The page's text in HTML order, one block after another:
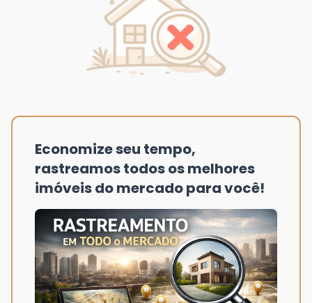
Economize seu tempo,
rastreamos todos os melhores
imóveis do mercado para você!